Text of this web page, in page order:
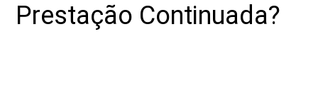
Prestação Continuada?